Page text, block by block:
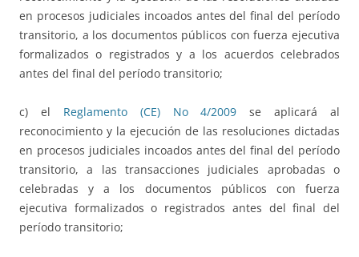
en procesos judiciales incoados antes del final del período
transitorio, a los documentos públicos con fuerza ejecutiva
formalizados o registrados y a los acuerdos celebrados
antes del final del período transitorio;
c) el Reglamento (CE) No 4/2009 se aplicará al
reconocimiento y la ejecución de las resoluciones dictadas
en procesos judiciales incoados antes del final del período
transitorio, a las transacciones judiciales aprobadas o
celebradas y a los documentos públicos con fuerza
ejecutiva formalizados o registrados antes del final del
período transitorio;